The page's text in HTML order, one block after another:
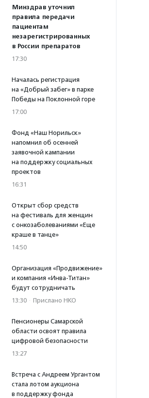
Минздрав уточнил
правила передачи
пациентам
незарегистрированных
в России препаратов
17:30
Началась регистрация
на «Добрый забег» в парке
Победы на Поклонной горе
17:00
Фонд «Наш Норильск»
напомнил об осенней
заявочной кампании
на поддержку социальных
проектов
16:31
Открыт сбор средств
на фестиваль для женщин
с онкозаболеваниями «Еще
краше в танце»
14:50
Организация «Продвижение»
и компания «Инва-Титан»
будут сотрудничать
13:30 · Прислано НКО
Пенсионеры Самарской
области освоят правила
цифровой безопасности
13:27
Встреча с Андреем Ургантом
стала лотом аукциона
в поддержку фонда